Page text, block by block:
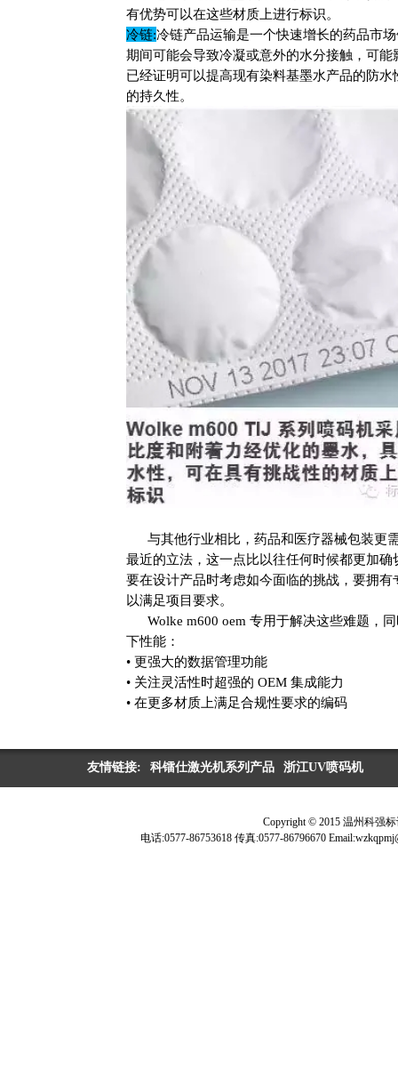
有优势可以在这些材质上进行标识。
冷链:冷链产品运输是一个快速增长的药品市
期间可能会导致冷凝或意外的水分接触，可
已经证明可以提高现有染料基墨水产品的防
的持久性。
与其他行业相比，药品和医疗器械包装更
最近的立法，这一点比以往任何时候都更加
要在设计产品时考虑如今面临的挑战，要拥
以满足项目要求。
Wolke m600 oem 专用于解决这些难题，
下性能：
• 更强大的数据管理功能
• 关注灵活性时超强的 OEM 集成能力
• 在更多材质上满足合规性要求的编码
友情链接: 科镭仕激光机系列产品 浙江UV喷码机
Copyright © 2015 温州科强
电话:0577-86753618 传真:0577-86796670